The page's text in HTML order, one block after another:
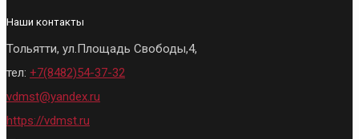
Наши контакты
Тольятти, ул.Площадь Свободы,4,
тел: +7(8482)54-37-32
vdmst@yandex.ru
https://vdmst.ru